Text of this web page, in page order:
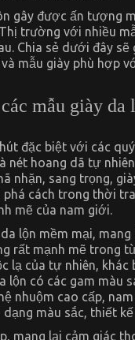
gây được ấn tượng
trường với nhiều
Chia sẻ dưới đây
mẫu giày phù hợp
mẫu giày da
đặc biệt với các
nét hoang dã tự
nhặn, sang trọng,
cách trong thời
mẽ của nam giới.
lộn mềm mại, mang
rất mạnh mẽ trong
lạ của tự nhiên, khác
lộn có các gam màu
nhuộm cao cấp,
dạng màu sắc, thiết kế
mang lại cảm giác